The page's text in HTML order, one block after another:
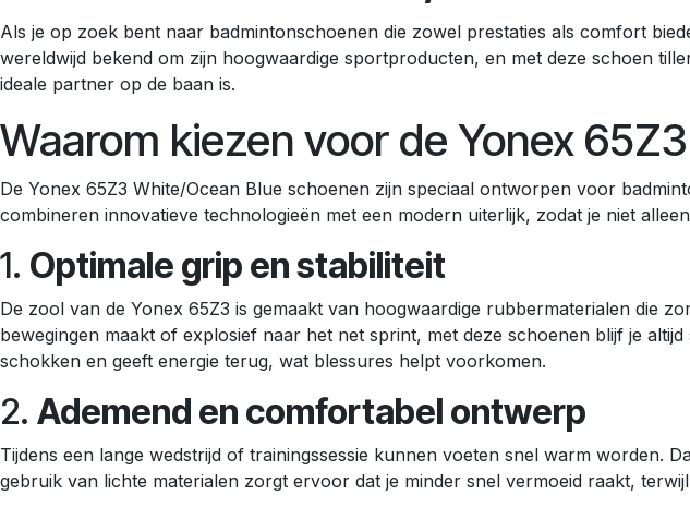
Als je op zoek bent naar badmintonschoenen die zowel prestaties als comfort
wereldwijd bekend om zijn hoogwaardige sportproducten, en met deze schoen
ideale partner op de baan is.
Waarom kiezen voor de Yonex
De Yonex 65Z3 White/Ocean Blue schoenen zijn speciaal ontworpen voor
combineren innovatieve technologieën met een modern uiterlijk, zodat je niet
1. Optimale grip en stabiliteit
De zool van de Yonex 65Z3 is gemaakt van hoogwaardige rubbermaterialen die
bewegingen maakt of explosief naar het net sprint, met deze schoenen blijf je
schokken en geeft energie terug, wat blessures helpt voorkomen.
2. Ademend en comfortabel ontwerp
Tijdens een lange wedstrijd of trainingssessie kunnen voeten snel warm worden.
gebruik van lichte materialen zorgt ervoor dat je minder snel vermoeid raakt,